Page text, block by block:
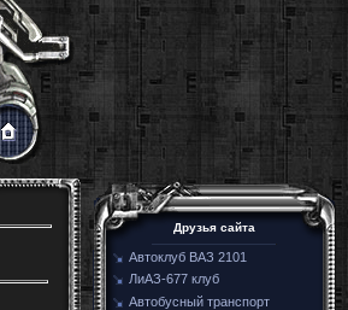
Друзья сайта
Автоклуб ВАЗ 2101
ЛиАЗ-677 клуб
Автобусный транспорт